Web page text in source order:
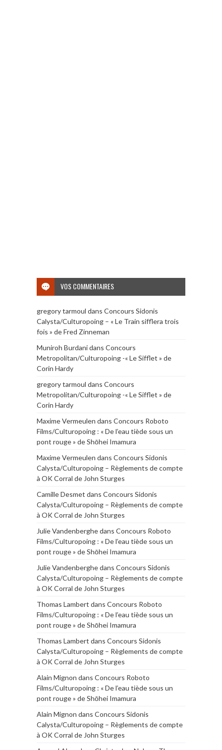
VOS COMMENTAIRES
gregory tarmoul dans Concours Sidonis
Calysta/Culturopoing – « Le Train sifflera trois
fois » de Fred Zinneman
Muniroh Burdanidans Concours
Metropolitan/Culturopoing -« Le Sifflet » de
Corin Hardy
gregory tarmoul dans Concours
Metropolitan/Culturopoing -« Le Sifflet » de
Corin Hardy
Maxime Vermeulen dans Concours Roboto
Films/Culturopoing : « De l’eau tiède sous un
pont rouge » de Shōhei Imamura
Maxime Vermeulen dans Concours Sidonis
Calysta/Culturopoing – Règlements de compte
à OK Corral de John Sturges
Camille Desmet dans Concours Sidonis
Calysta/Culturopoing – Règlements de compte
à OK Corral de John Sturges
Julie Vandenberghedans Concours Roboto
Films/Culturopoing : « De l’eau tiède sous un
pont rouge » de Shōhei Imamura
Julie Vandenberghedans Concours Sidonis
Calysta/Culturopoing – Règlements de compte
à OK Corral de John Sturges
Thomas Lambert dans Concours Roboto
Films/Culturopoing : « De l’eau tiède sous un
pont rouge » de Shōhei Imamura
Thomas Lambert dans Concours Sidonis
Calysta/Culturopoing – Règlements de compte
à OK Corral de John Sturges
Alain Mignon dans Concours Roboto
Films/Culturopoing : « De l’eau tiède sous un
pont rouge » de Shōhei Imamura
Alain Mignon dans Concours Sidonis
Calysta/Culturopoing – Règlements de compte
à OK Corral de John Sturges